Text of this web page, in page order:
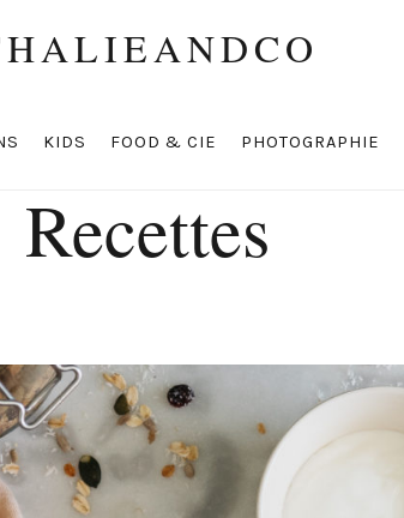
KIDS FOOD & CIE PHOTOGRAPHIE
Recettes